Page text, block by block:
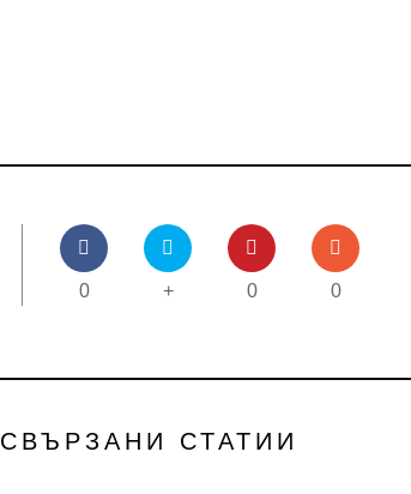
0 + 0 0
СВЪРЗАНИ СТАТИИ